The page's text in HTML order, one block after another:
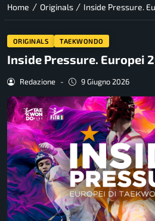
Home / Originals / Inside Pressure.
ORIGINALS TAEKWONDO
Inside Pressure. Europei
Redazione - 9 Giugno 2026